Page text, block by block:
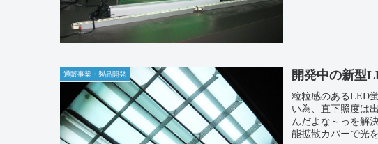
通販事業・製品開発 開発中の新型
粒粒感のあるLED
い為、直下照度は
んだよな～っを解
能拡散カバーで光